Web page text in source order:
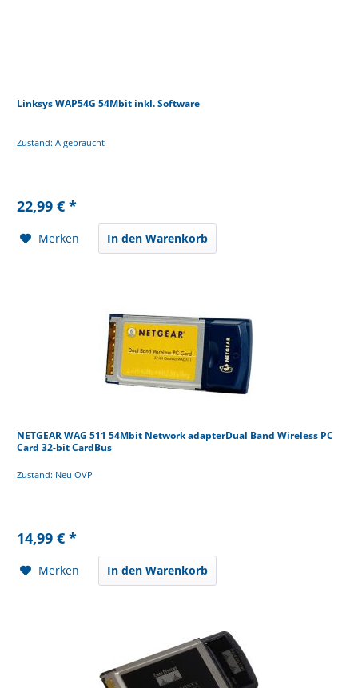
Linksys WAP54G 54Mbit inkl. Software
Zustand: A gebraucht
22,99 € *
Merken In den Warenkorb
NETGEAR WAG 511 54Mbit Network adapterDual Band Wireless PC
Card 32-bit CardBus
Zustand: Neu OVP
14,99 € *
Merken In den Warenkorb